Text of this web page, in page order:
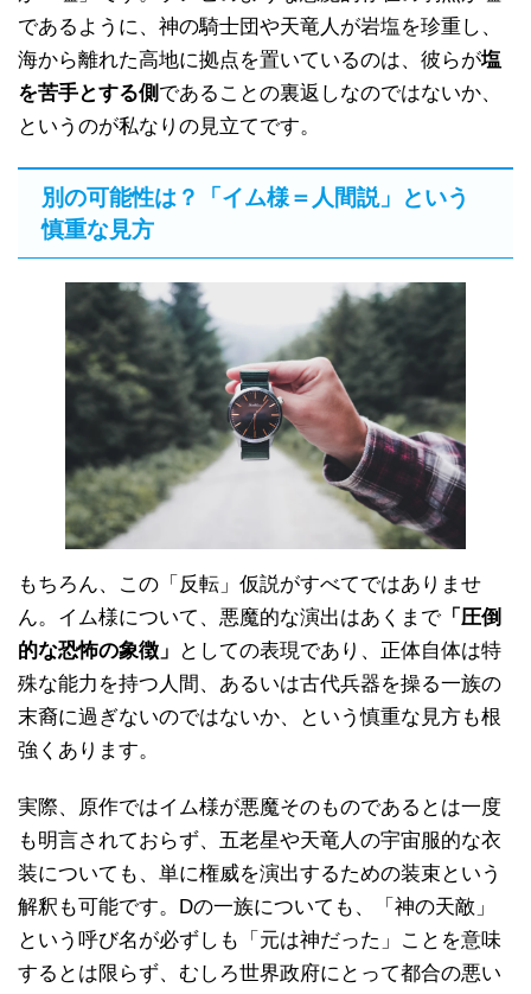
であるように、神の騎士団や天竜人が岩塩を珍重し、
海から離れた高地に拠点を置いているのは、彼らが塩
を苦手とする側 であることの裏返しなのではないか、
というのが私なりの見立てです。
別の可能性は？「イム様＝人間説」という
慎重な見方
もちろん、この「反転」仮説がすべてではありませ
ん。イム様について、悪魔的な演出はあくまで「圧倒
的な恐怖の象徴」
としての表現であり、正体自体は特
殊な能力を持つ人間、あるいは古代兵器を操る一族の
末裔に過ぎないのではないか、という慎重な見方も根
強くあります。
実際、原作ではイム様が悪魔そのものであるとは一度
も明言されておらず、五老星や天竜人の宇宙服的な衣
装についても、単に権威を演出するための装束という
解釈も可能です。Dの一族についても、「神の天敵」
という呼び名が必ずしも「元は神だった」ことを意味
するとは限らず、むしろ世界政府にとって都合の悪い